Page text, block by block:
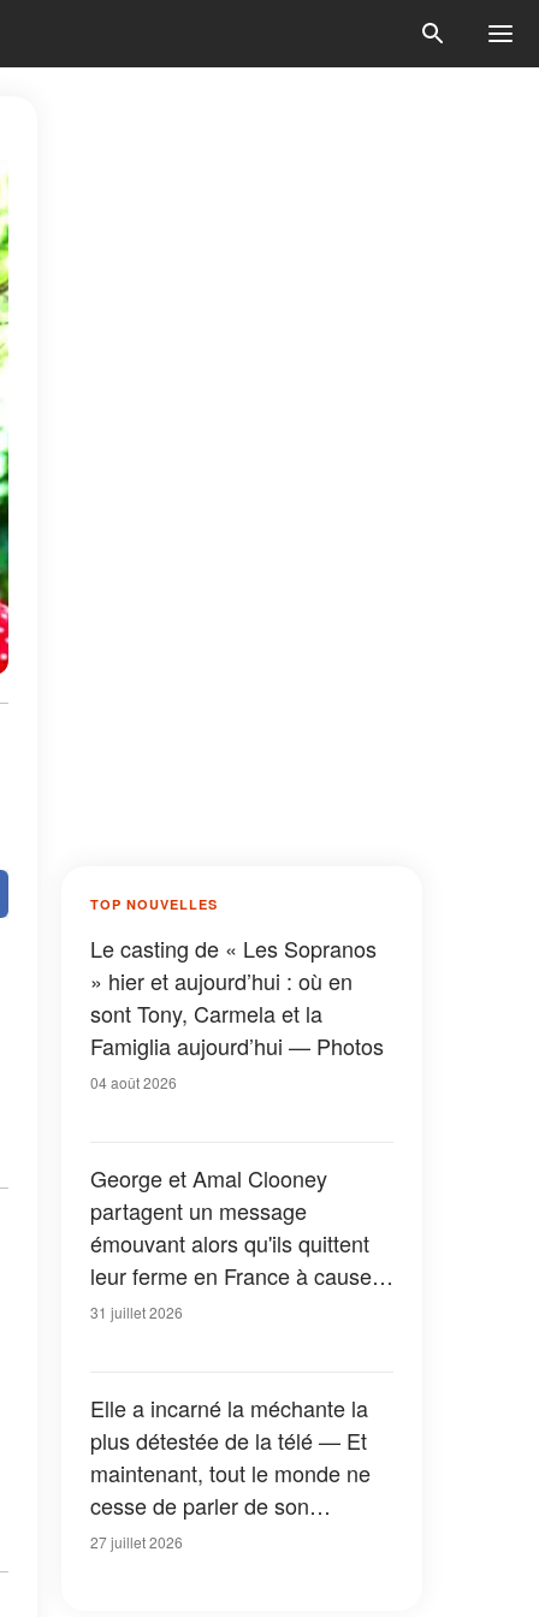
TOP NOUVELLES
Le casting de « Les Sopranos
» hier et aujourd’hui : où en
sont Tony, Carmela et la
Famiglia aujourd’hui — Photos
04 août 2026
George et Amal Clooney
partagent un message
émouvant alors qu'ils quittent
leur ferme en France à cause
des feux de forêt — Tous les
31 juillet 2026
Elle a incarné la méchante la
plus détestée de la télé — Et
maintenant, tout le monde ne
cesse de parler de son
apparition dans la nouvelle
27 juillet 2026